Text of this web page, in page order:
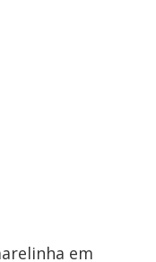
em